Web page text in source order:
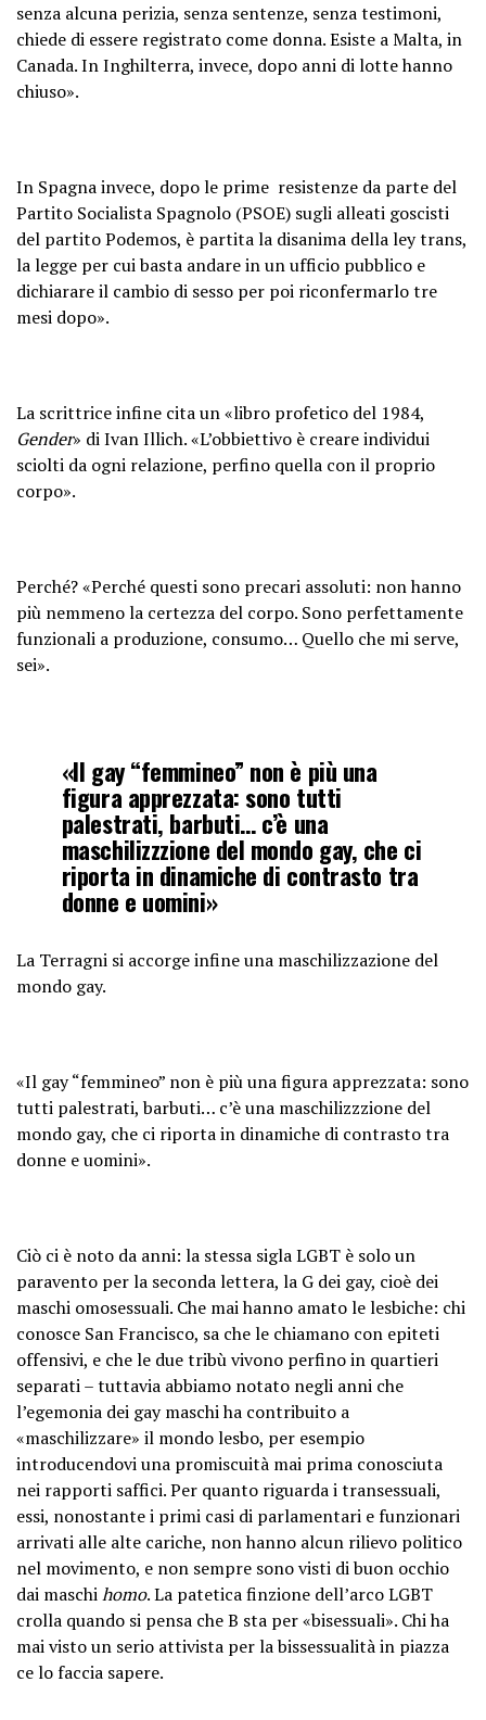
senza alcuna perizia, senza sentenze, senza testimoni,
chiede di essere registrato come donna. Esiste a Malta, in
Canada. In Inghilterra, invece, dopo anni di lotte hanno
chiuso».
In Spagna invece, dopo le prime resistenze da parte del
Partito Socialista Spagnolo (PSOE) sugli alleati goscisti
del partito Podemos, è partita la disanima della ley trans,
la legge per cui basta andare in un ufficio pubblico e
dichiarare il cambio di sesso per poi riconfermarlo tre
mesi dopo».
La scrittrice infine cita un «libro profetico del 1984,
Gender» di Ivan Illich. «L’obbiettivo è creare individui
sciolti da ogni relazione, perfino quella con il proprio
corpo».
Perché? «Perché questi sono precari assoluti: non hanno
più nemmeno la certezza del corpo. Sono perfettamente
funzionali a produzione, consumo… Quello che mi serve,
sei».
«Il gay “femmineo” non è più una
figura apprezzata: sono tutti
palestrati, barbuti… c’è una
maschilizzzione del mondo gay, che ci
riporta in dinamiche di contrasto tra
donne e uomini»
La Terragni si accorge infine una maschilizzazione del
mondo gay.
«Il gay “femmineo” non è più una figura apprezzata: sono
tutti palestrati, barbuti… c’è una maschilizzzione del
mondo gay, che ci riporta in dinamiche di contrasto tra
donne e uomini».
Ciò ci è noto da anni: la stessa sigla LGBT è solo un
paravento per la seconda lettera, la G dei gay, cioè dei
maschi omosessuali. Che mai hanno amato le lesbiche: chi
conosce San Francisco, sa che le chiamano con epiteti
offensivi, e che le due tribù vivono perfino in quartieri
separati – tuttavia abbiamo notato negli anni che
l’egemonia dei gay maschi ha contribuito a
«maschilizzare» il mondo lesbo, per esempio
introducendovi una promiscuità mai prima conosciuta
nei rapporti saffici. Per quanto riguarda i transessuali,
essi, nonostante i primi casi di parlamentari e funzionari
arrivati alle alte cariche, non hanno alcun rilievo politico
nel movimento, e non sempre sono visti di buon occhio
dai maschihomo. La patetica finzione dell’arco LGBT
crolla quando si pensa che B sta per «bisessuali». Chi ha
mai visto un serio attivista per la bissessualità in piazza
ce lo faccia sapere.